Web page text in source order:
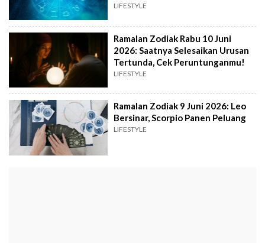
LIFESTYLE
Ramalan Zodiak Rabu 10 Juni
2026: Saatnya Selesaikan Urusan
Tertunda, Cek Peruntunganmu!
LIFESTYLE
Ramalan Zodiak 9 Juni 2026: Leo
Bersinar, Scorpio Panen Peluang
LIFESTYLE